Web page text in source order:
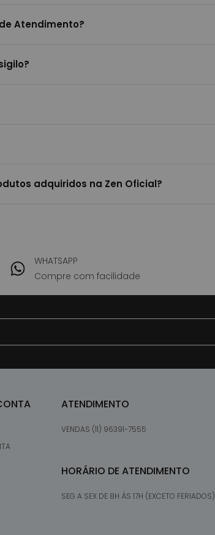
Atendimento?
adquiridos na Zen Oficial?
WHATSAPP
Compre com facilidade
ATENDIMENTO
VENDAS (11) 96391-7555
HORÁRIO DE ATENDIMENTO
SEG A SEX DE 8H ÀS 17H (EXCETO FERIADOS)